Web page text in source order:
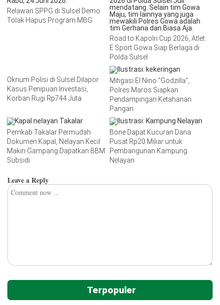
Relawan SPPG di Sulsel Demo
Tolak Hapus Program MBG
Road to Kapolri Cup 2026, Atlet
E Sport Gowa Siap Berlaga di
Polda Sulsel
Oknum Polisi di Sulsel Dilapor
Kasus Penipuan Investasi,
Korban Rugi Rp744 Juta
Mitigasi El Nino “Godzilla”,
Polres Maros Siapkan
Pendampingan Ketahanan
Pangan
Pemkab Takalar Permudah
Dokumen Kapal, Nelayan Kecil
Makin Gampang Dapatkan BBM
Subsidi
Bone Dapat Kucuran Dana
Pusat Rp20 Miliar untuk
Pembangunan Kampung
Nelayan
Leave a Reply
Terpopuler